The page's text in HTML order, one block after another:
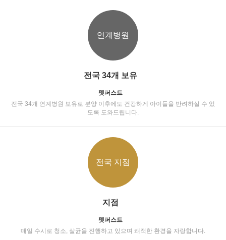
연계병원
전국 34개 보유
펫퍼스트
전국 34개 연계병원 보유로 분양 이후에도 건강하게 아이들을 반려하실 수 있
도록 도와드립니다.
전국 지점
지점
펫퍼스트
매일 수시로 청소, 살균을 진행하고 있으며 쾌적한 환경을 자랑합니다.